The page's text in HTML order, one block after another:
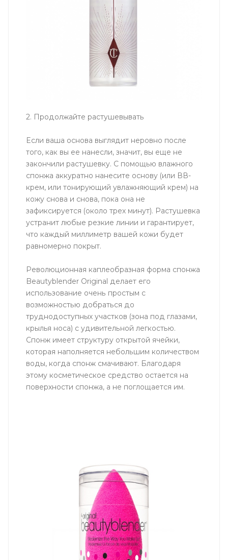
2. Продолжайте растушевывать
Если ваша основа выглядит неровно после
того, как вы ее нанесли, значит, вы еще не
закончили растушевку. С помощью влажного
спонжа аккуратно нанесите основу (или ВВ-
крем, или тонирующий увлажняющий крем) на
кожу снова и снова, пока она не
зафиксируется (около трех минут). Растушевка
устранит любые резкие линии и гарантирует,
что каждый миллиметр вашей кожи будет
равномерно покрыт.
Революционная каплеобразная форма спонжа
Beautyblender Original делает его
использование очень простым с
возможностью добраться до
труднодоступных участков (зона под глазами,
крылья носа) с удивительной легкостью.
Cпонж имеет структуру открытой ячейки,
которая наполняется небольшим количеством
воды, когда спонж смачивают. Благодаря
этому косметическое средство остается на
поверхности спонжа, а не поглощается им.